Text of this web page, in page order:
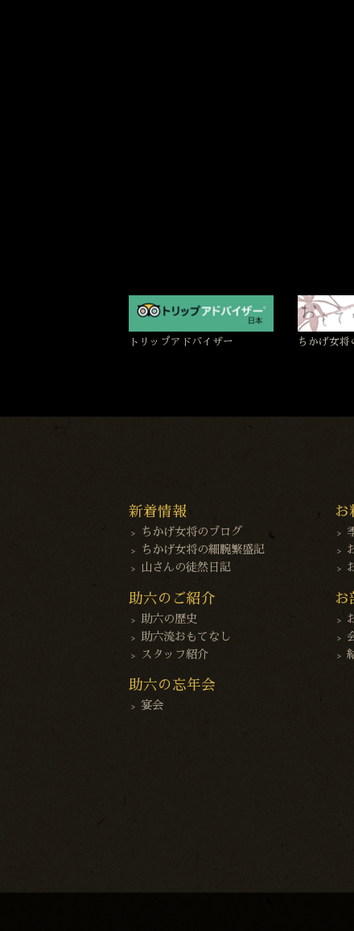
トリップアドバイザー ちかげ女将
新着情報
ちかげ女将のブログ
ちかげ女将の細腕繁盛記
山さんの徒然日記
助六のご紹介
助六の歴史
助六流おもてなし
スタッフ紹介
助六の忘年会
宴会
お
お